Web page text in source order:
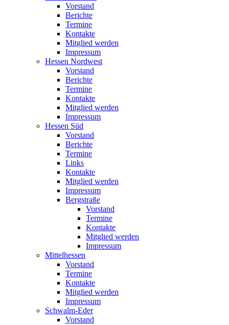
Vorstand
Berichte
Termine
Kontakte
Mitglied werden
Impressum
Hessen Nordwest
Vorstand
Berichte
Termine
Kontakte
Mitglied werden
Impressum
Hessen Süd
Vorstand
Berichte
Termine
Links
Kontakte
Mitglied werden
Impressum
Bergstraße
Vorstand
Termine
Kontakte
Mitglied werden
Impressum
Mittelhessen
Vorstand
Termine
Kontakte
Mitglied werden
Impressum
Schwalm-Eder
Vorstand